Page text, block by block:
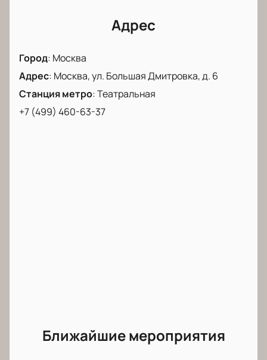
Адрес
Город: Москва
Адрес: Москва, ул. Большая Дмитровка, д. 6
Станция метро:Театральная
+7 (499) 460-63-37
Ближайшие мероприятия